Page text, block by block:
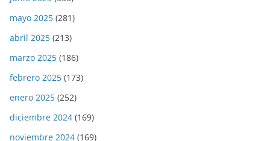
mayo 2025 (281)
abril 2025 (213)
marzo 2025 (186)
febrero 2025 (173)
enero 2025 (252)
diciembre 2024 (169)
noviembre 2024 (169)